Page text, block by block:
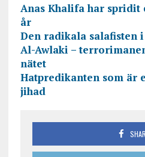
Anas Khalifa har
år
Den radikala salafisten
Al-Awlaki –
nätet
Hatpredikanten som är
jihad